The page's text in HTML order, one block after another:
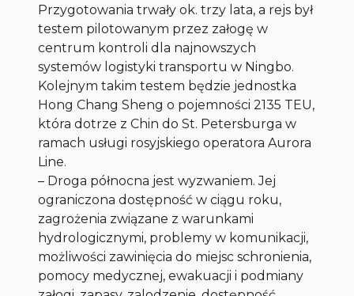
Przygotowania trwały ok. trzy lata, a rejs był
testem pilotowanym przez załogę w
centrum kontroli dla najnowszych
systemów logistyki transportu w Ningbo.
Kolejnym takim testem będzie jednostka
Hong Chang Sheng o pojemności 2135 TEU,
która dotrze z Chin do St. Petersburga w
ramach usługi rosyjskiego operatora Aurora
Line.
– Droga północna jest wyzwaniem. Jej
ograniczona dostępność w ciągu roku,
zagrożenia związane z warunkami
hydrologicznymi, problemy w komunikacji,
możliwości zawinięcia do miejsc schronienia,
pomocy medycznej, ewakuacji i podmiany